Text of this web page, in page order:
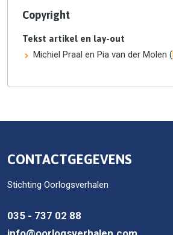
Copyright
Tekst artikel en lay-out
Michiel Praal en Pia van der Molen (
CONTACTGEGEVENS
Stichting Oorlogsverhalen
035 - 737 02 88